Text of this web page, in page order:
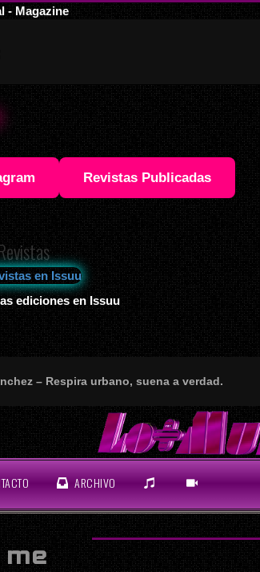
- Magazine
Revistas Publicadas
ediciones en Issuu
– Respira urbano, suena a verdad.
ARCHIVO